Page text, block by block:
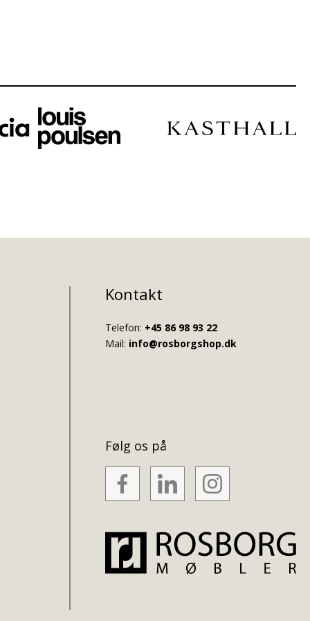
Kontakt
Telefon: +45 86 98 93 22
Mail: info@rosborgshop.dk
Følg os på